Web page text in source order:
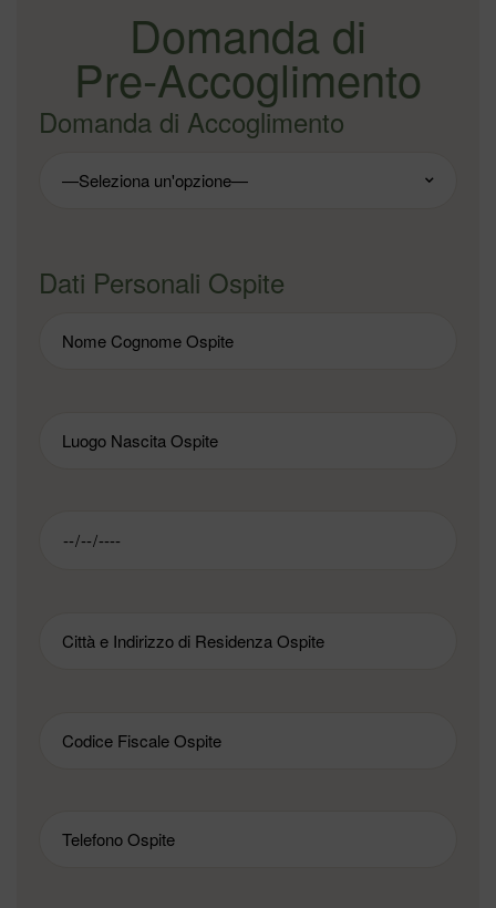
Domanda di
Pre-Accoglimento
Domanda di Accoglimento
Dati Personali Ospite